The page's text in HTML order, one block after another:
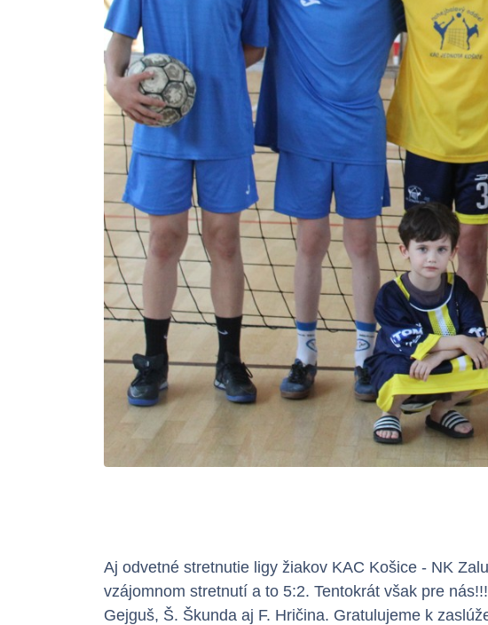
Aj odvetné stretnutie ligy žiakov KAC Košice - NK
vzájomnom stretnutí a to 5:2. Tentokrát však pre
Gejguš, Š. Škunda aj F. Hričina. Gratulujeme k